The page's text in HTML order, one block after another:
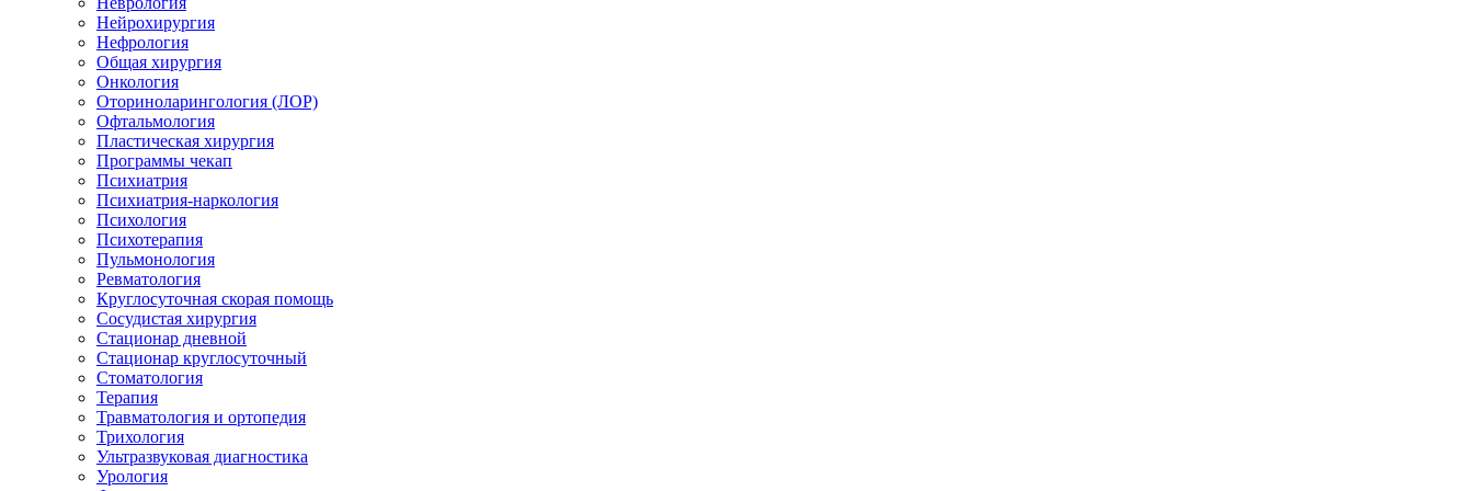
Нейрохирургия
Нефрология
Общая хирургия
Онкология
Оториноларингология (ЛОР)
Офтальмология
Пластическая хирургия
Программы чекап
Психиатрия
Психиатрия-наркология
Психология
Психотерапия
Пульмонология
Ревматология
Круглосуточная скорая помощь
Сосудистая хирургия
Стационар дневной
Стационар круглосуточный
Стоматология
Терапия
Травматология и ортопедия
Трихология
Ультразвуковая диагностика
Урология